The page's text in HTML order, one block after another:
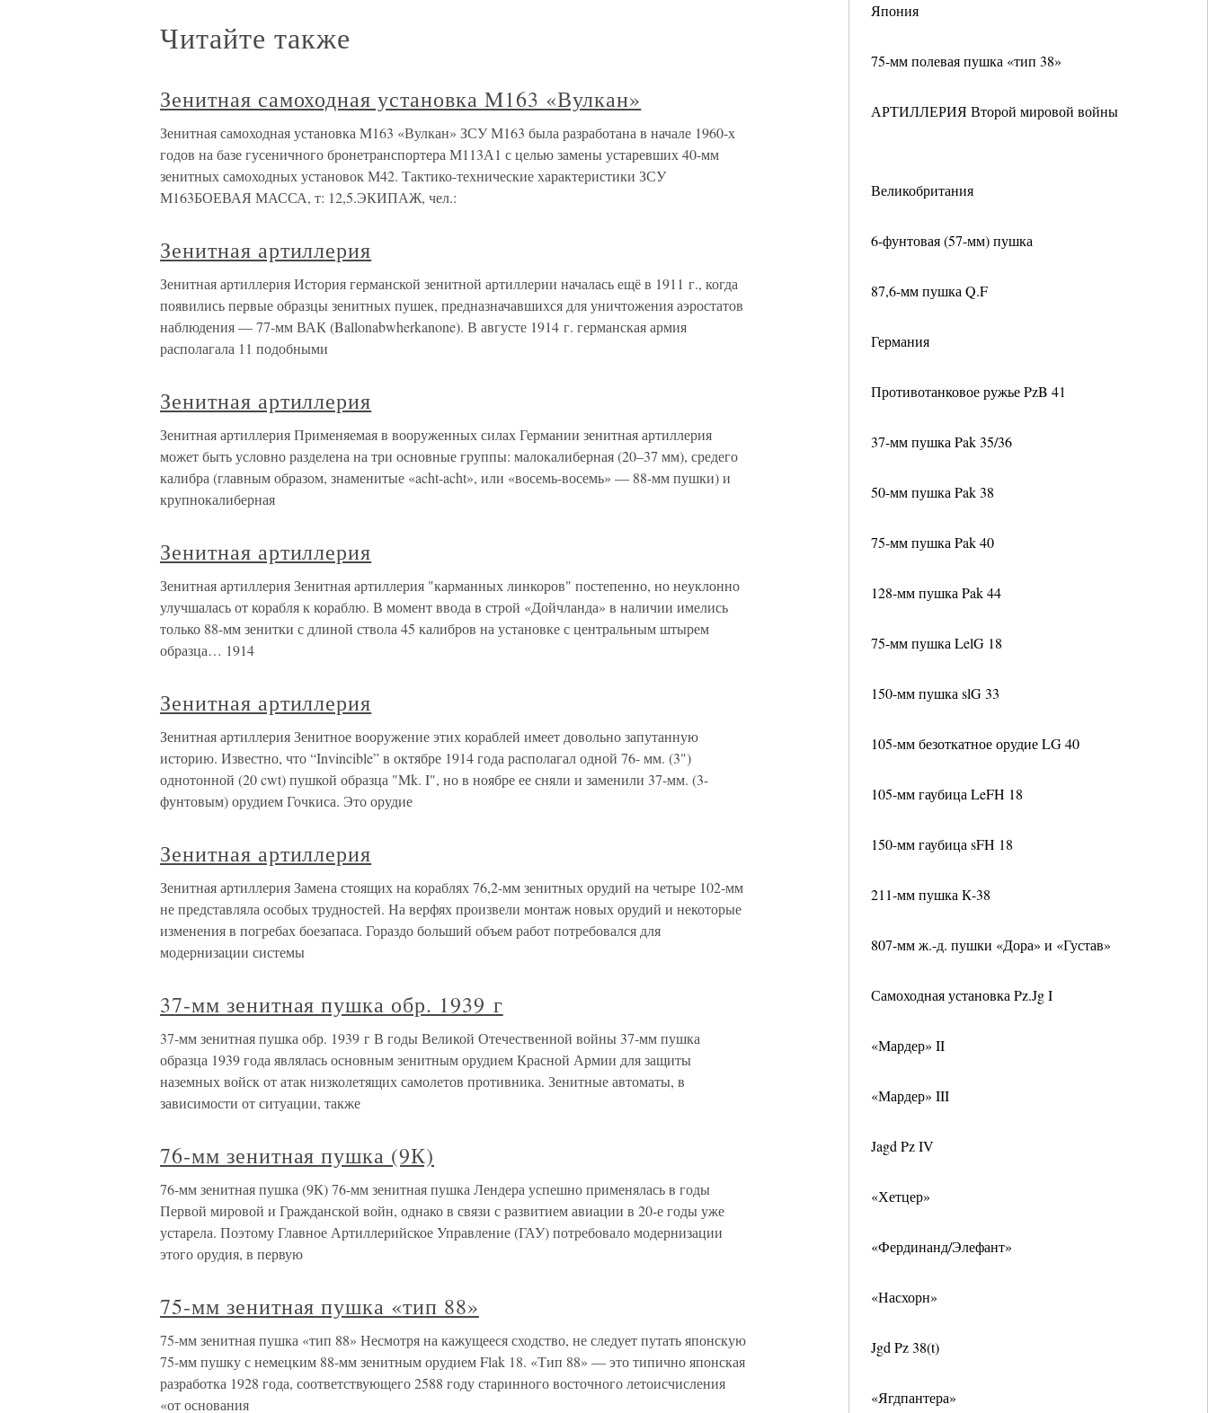
Япония
75-мм полевая пушка «тип 38»
АРТИЛЛЕРИЯ Второй мировой войны
Великобритания
6-фунтовая (57-мм) пушка
87,6-мм пушка Q.F
Германия
Противотанковое ружье PzB 41
37-мм пушка Pak 35/36
50-мм пушка Pak 38
75-мм пушка Pak 40
128-мм пушка Pak 44
75-мм пушка LelG 18
150-мм пушка slG 33
105-мм безоткатное орудие LG 40
105-мм гаубица LeFH 18
150-мм гаубица sFH 18
211-мм пушка К-38
807-мм ж.-д. пушки «Дора» и «Густав»
Самоходная установка Pz.Jg I
«Мардер» II
«Мардер» III
Jagd Pz IV
«Хетцер»
«Фердинанд/Элефант»
«Насхорн»
Jgd Pz 38(t)
«Ягдпантера»
Читайте также
Зенитная самоходная установка M163 «Вулкан»
Зенитная самоходная установка M163 «Вулкан» ЗСУ М163 была разработана в начале 1960-х
годов на базе гусеничного бронетранспортера М113А1 с целью замены устаревших 40-мм
зенитных самоходных установок М42. Тактико-технические характеристики ЗСУ
М163БОЕВАЯ МАССА, т: 12,5.ЭКИПАЖ, чел.:
Зенитная артиллерия
Зенитная артиллерия История германской зенитной артиллерии началась ещё в 1911 г., когда
появились первые образцы зенитных пушек, предназначавшихся для уничтожения аэростатов
наблюдения — 77-мм ВАК (Ballonabwherkanone). В августе 1914 г. германская армия
располагала 11 подобными
Зенитная артиллерия
Зенитная артиллерия Применяемая в вооруженных силах Германии зенитная артиллерия
может быть условно разделена на три основные группы: малокалиберная (20–37 мм), средего
калибра (главным образом, знаменитые «acht-acht», или «восемь-восемь» — 88-мм пушки) и
крупнокалиберная
Зенитная артиллерия
Зенитная артиллерия Зенитная артиллерия "карманных линкоров" постепенно, но неуклонно
улучшалась от корабля к кораблю. В момент ввода в строй «Дойчланда» в наличии имелись
только 88-мм зенитки с длиной ствола 45 калибров на установке с центральным штырем
образца… 1914
Зенитная артиллерия
Зенитная артиллерия Зенитное вооружение этих кораблей имеет довольно запутанную
историю. Известно, что “Invincible” в октябре 1914 года располагал одной 76- мм. (3")
однотонной (20 cwt) пушкой образца "Mk. I", но в ноябре ее сняли и заменили 37-мм. (3-
фунтовым) орудием Гочкиса. Это орудие
Зенитная артиллерия
Зенитная артиллерия Замена стоящих на кораблях 76,2-мм зенитных орудий на четыре 102-мм
не представляла особых трудностей. На верфях произвели монтаж новых орудий и некоторые
изменения в погребах боезапаса. Гораздо больший объем работ потребовался для
модернизации системы
37-мм зенитная пушка обр. 1939 г
37-мм зенитная пушка обр. 1939 г В годы Великой Отечественной войны 37-мм пушка
образца 1939 года являлась основным зенитным орудием Красной Армии для защиты
наземных войск от атак низколетящих самолетов противника. Зенитные автоматы, в
зависимости от ситуации, также
76-мм зенитная пушка (9К)
76-мм зенитная пушка (9К) 76-мм зенитная пушка Лендера успешно применялась в годы
Первой мировой и Гражданской войн, однако в связи с развитием авиации в 20-е годы уже
устарела. Поэтому Главное Артиллерийское Управление (ГАУ) потребовало модернизации
этого орудия, в первую
75-мм зенитная пушка «тип 88»
75-мм зенитная пушка «тип 88» Несмотря на кажущееся сходство, не следует путать японскую
75-мм пушку с немецким 88-мм зенитным орудием Flak 18. «Тип 88» — это типично японская
разработка 1928 года, соответствующего 2588 году старинного восточного летоисчисления
«от основания